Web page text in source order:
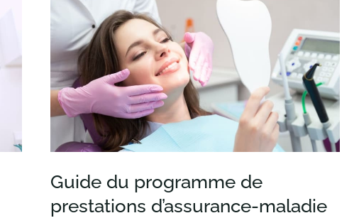
Guide du programme de
prestations d’assurance-maladie